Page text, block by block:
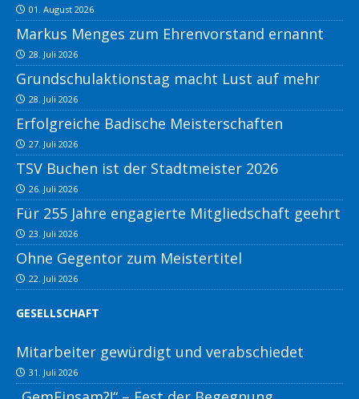
01. August 2026
Markus Menges zum Ehrenvorstand ernannt
28. Juli 2026
Grundschulaktionstag macht Lust auf mehr
28. Juli 2026
Erfolgreiche Badische Meisterschaften
27. Juli 2026
TSV Buchen ist der Stadtmeister 2026
26. Juli 2026
Für 255 Jahre engagierte Mitgliedschaft geehrt
23. Juli 2026
Ohne Gegentor zum Meistertitel
22. Juli 2026
GESELLSCHAFT
Mitarbeiter gewürdigt und verabschiedet
31. Juli 2026